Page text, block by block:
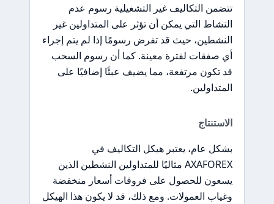
تتضمن التكاليف غير التشغيلية رسوم عدم
النشاط التي يمكن أن تؤثر على المتداولين غير
النشطين، حيث قد تفرض رسومًا إذا لم يتم إجراء
أي صفقات لفترة معينة. كما أن رسوم السحب
قد تكون مرتفعة، مما يضيف عبئًا إضافيًا على
المتداولين.
الاستنتاج
بشكل عام، يعتبر هيكل التكاليف في
AXAFOREX مثاليًا للمتداولين النشطين الذين
يسعون للحصول على فروقات أسعار منخفضة
وغياب العمولات. ومع ذلك، قد لا يكون هذا الهيكل